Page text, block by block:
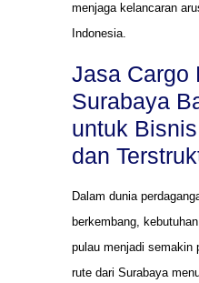
menjaga kelancaran
Indonesia.
Jasa Cargo
Surabaya
untuk
dan
Dalam dunia
berkembang,
pulau menjadi semakin
rute dari Surabaya